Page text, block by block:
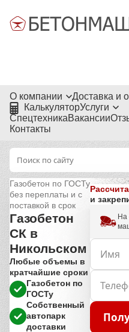
О компании
Доставка и
КалькуляторУслуги
СпецтехникаВакансии
Контакты
Газобетон по ГОСТу
без переплаты и с
поставкой в срок
Газобетон
СК в
Никольском
Любые объемы в
кратчайшие сроки
Газобетон по
ГОСТу
Собственный
автопарк
доставки
и
На